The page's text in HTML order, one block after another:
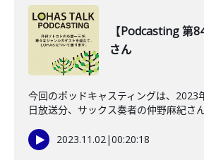
【Podcasting 第
さん
今回のポッドキャスティングは、2023
日放送分、サックス奏者の仲野麻紀さん
2023.11.02|00:20:18